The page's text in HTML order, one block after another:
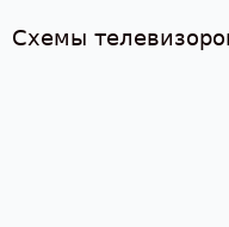
Схемы